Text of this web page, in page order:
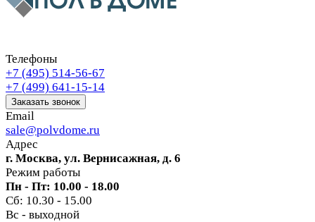
Телефоны
+7 (495) 514-56-67
+7 (499) 641-15-14
Заказать звонок
Email
sale@polvdome.ru
Адрес
г. Москва, ул. Вернисажная, д. 6
Режим работы
Пн - Пт: 10.00 - 18.00
Сб: 10.30 - 15.00
Вс - выходной